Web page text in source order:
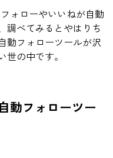
ォローやいいねが自動
調べてみるとやはりち
動フォローツールが沢
の中です。
動フォローツー